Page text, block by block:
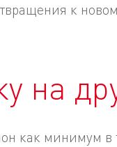
к
на
как минимум в